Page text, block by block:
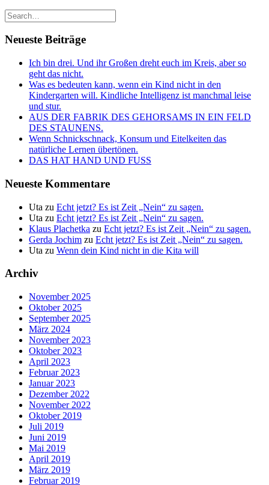
Neueste Beiträge
Ich bin drei. Und ihr Großen dreht euch im Kreis, aber so
geht das nicht.
Was es bedeuten kann, wenn ein Kind nicht in den
Kindergarten will. Kindliche Intelligenz ist manchmal leise
und stur.
AUS DER FABRIK DES GEHORSAMS IN EIN FELD
DES STAUNENS.
Wenn Schnickschnack, Konsum und Eitelkeiten das
natürliche Lernen übertönen.
DAS HAT HAND UND FUSS
Neueste Kommentare
Uta zu Echt jetzt? Es ist Zeit „Nein“ zu sagen.
Uta zu Echt jetzt? Es ist Zeit „Nein“ zu sagen.
Klaus Plachetka zu Echt jetzt? Es ist Zeit „Nein“ zu sagen.
Gerda Jochim zu Echt jetzt? Es ist Zeit „Nein“ zu sagen.
Uta zu Wenn dein Kind nicht in die Kita will
Archiv
November 2025
Oktober 2025
September 2025
März 2024
November 2023
Oktober 2023
April 2023
Februar 2023
Januar 2023
Dezember 2022
November 2022
Oktober 2019
Juli 2019
Juni 2019
Mai 2019
April 2019
März 2019
Februar 2019